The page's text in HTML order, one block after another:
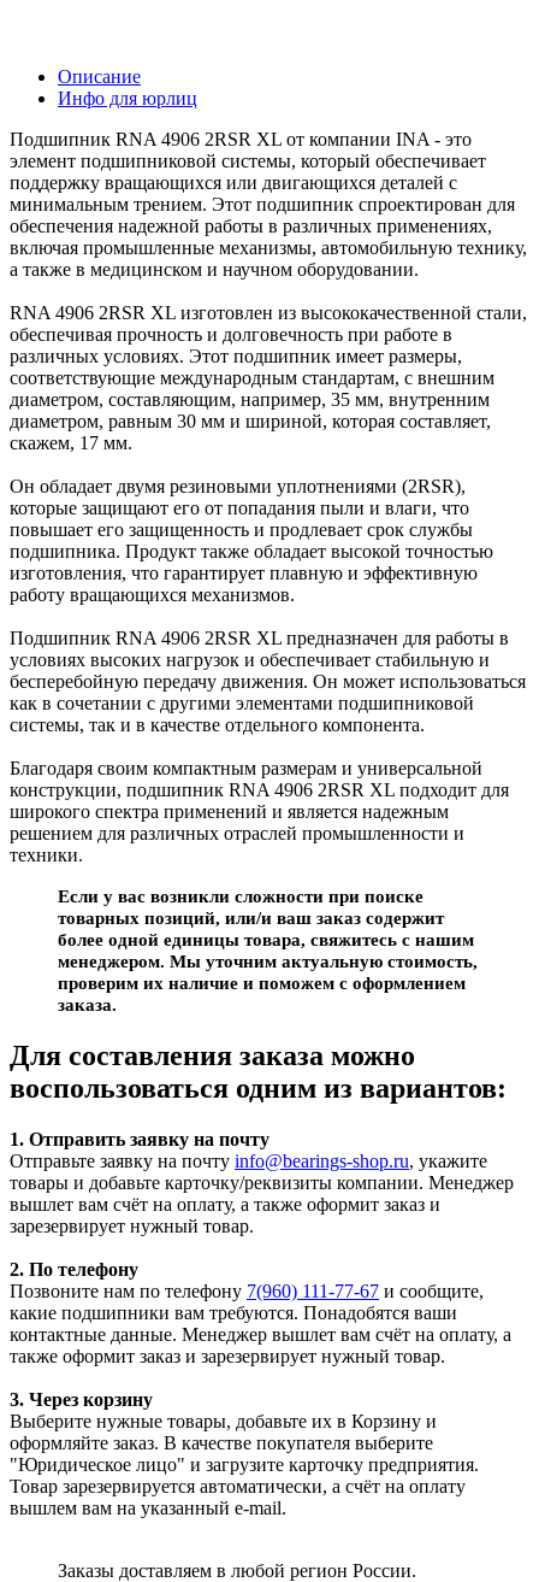
Описание
Инфо для юрлиц
Подшипник RNA 4906 2RSR XL от компании INA - это
элемент подшипниковой системы, который обеспечивает
поддержку вращающихся или двигающихся деталей с
минимальным трением. Этот подшипник спроектирован для
обеспечения надежной работы в различных применениях,
включая промышленные механизмы, автомобильную технику,
а также в медицинском и научном оборудовании.
RNA 4906 2RSR XL изготовлен из высококачественной стали,
обеспечивая прочность и долговечность при работе в
различных условиях. Этот подшипник имеет размеры,
соответствующие международным стандартам, с внешним
диаметром, составляющим, например, 35 мм, внутренним
диаметром, равным 30 мм и шириной, которая составляет,
скажем, 17 мм.
Он обладает двумя резиновыми уплотнениями (2RSR),
которые защищают его от попадания пыли и влаги, что
повышает его защищенность и продлевает срок службы
подшипника. Продукт также обладает высокой точностью
изготовления, что гарантирует плавную и эффективную
работу вращающихся механизмов.
Подшипник RNA 4906 2RSR XL предназначен для работы в
условиях высоких нагрузок и обеспечивает стабильную и
бесперебойную передачу движения. Он может использоваться
как в сочетании с другими элементами подшипниковой
системы, так и в качестве отдельного компонента.
Благодаря своим компактным размерам и универсальной
конструкции, подшипник RNA 4906 2RSR XL подходит для
широкого спектра применений и является надежным
решением для различных отраслей промышленности и
техники.
Если у вас возникли сложности при поиске
товарных позиций, или/и ваш заказ содержит
более одной единицы товара, свяжитесь с нашим
менеджером. Мы уточним актуальную стоимость,
проверим их наличие и поможем с оформлением
заказа.
Для составления заказа можно
воспользоваться одним из вариантов:
1. Отправить заявку на почту
Отправьте заявку на почту info@bearings-shop.ru, укажите
товары и добавьте карточку/реквизиты компании. Менеджер
вышлет вам счёт на оплату, а также оформит заказ и
зарезервирует нужный товар.
2. По телефону
Позвоните нам по телефону 7(960) 111-77-67 и сообщите,
какие подшипники вам требуются. Понадобятся ваши
контактные данные. Менеджер вышлет вам счёт на оплату, а
также оформит заказ и зарезервирует нужный товар.
3. Через корзину
Выберите нужные товары, добавьте их в Корзину и
оформляйте заказ. В качестве покупателя выберите
"Юридическое лицо" и загрузите карточку предприятия.
Товар зарезервируется автоматически, а счёт на оплату
вышлем вам на указанный e-mail.
Заказы доставляем в любой регион России.